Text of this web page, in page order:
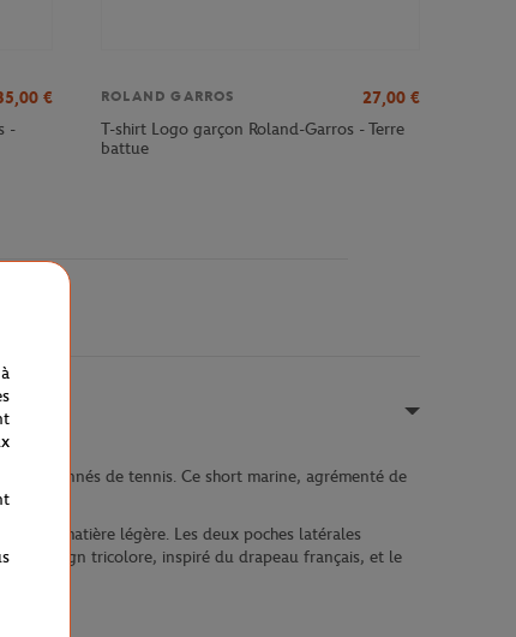
€
-
ROLAND GARROS 27,00 €
T-shirt Logo garçon Roland-Garros - Terre
battue
passionnés de tennis. Ce short marine, agrémenté de
à sa matière légère. Les deux poches latérales
Le design tricolore, inspiré du drapeau français, et le